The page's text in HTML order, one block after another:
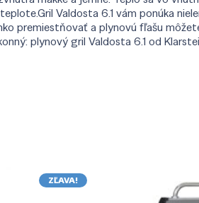
Valdosta 6.1 vám ponúka
premiestňovať a plynovú fľašu
plynový gril Valdosta 6.1 od
ZĽAVA!